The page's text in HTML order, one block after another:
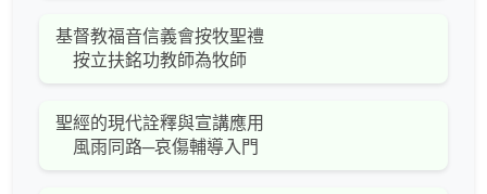
基督教福音信義會按牧聖禮
按立扶銘功教師為牧師
聖經的現代詮釋與宣講應用
風雨同路─哀傷輔導入門